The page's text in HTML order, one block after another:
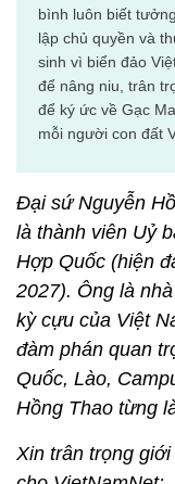
bình luôn biết
lập chủ quyền và
sinh vì biển đảo
để nâng niu, trân
để ký ức về Gạc
mỗi người con đất
Đại sứ Nguyễn
là thành viên Uỷ
Hợp Quốc (hiện
2027). Ông là
kỳ cựu của Việt
đàm phán quan
Quốc, Lào,
Hồng Thao từng
Xin trân trọng